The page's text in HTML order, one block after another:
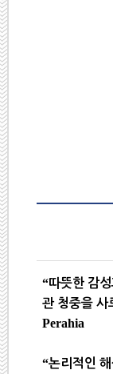
“따뜻한 감
관 청중을 사
Perahia
“논리적인